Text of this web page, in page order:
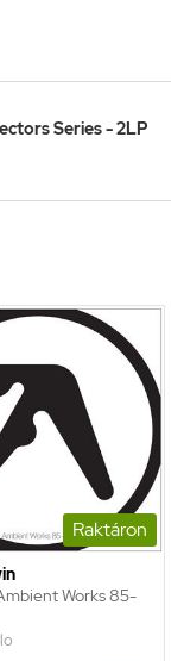
Series - 2LP
Raktáron
Works 85-